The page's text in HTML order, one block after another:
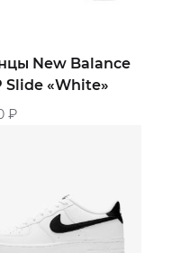
New Balance
Slide «White»
₽